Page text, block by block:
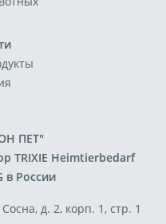
ПЕТ"
TRIXIE Heimtierbedarf
в России
д. 2, корп. 1, стр. 1